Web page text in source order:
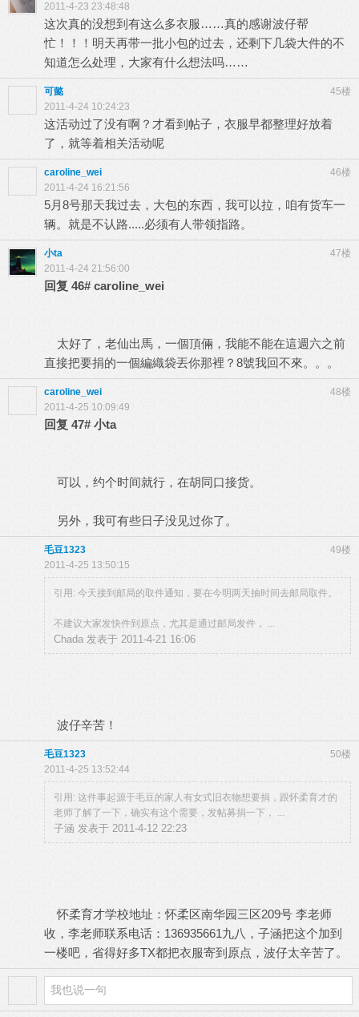
2011-4-23 23:48:48
这次真的没想到有这么多衣服……真的感谢波仔帮
忙！！！明天再带一批小包的过去，还剩下几袋大件的不
知道怎么处理，大家有什么想法吗……
45楼
可懿
2011-4-24 10:24:23
这活动过了没有啊？才看到帖子，衣服早都整理好放着
了，就等着相关活动呢
46楼
caroline_wei
2011-4-24 16:21:56
5月8号那天我过去，大包的东西，我可以拉，咱有货车一
辆。就是不认路.....必须有人带领指路。
47楼
小ta
2011-4-24 21:56:00
回复 46# caroline_wei
太好了，老仙出馬，一個頂倆，我能不能在這週六之前
直接把要捐的一個編織袋丟你那裡？8號我回不來。。。
48楼
caroline_wei
2011-4-25 10:09:49
回复 47# 小ta
可以，约个时间就行，在胡同口接货。
另外，我可有些日子没见过你了。
49楼
毛豆1323
2011-4-25 13:50:15
引用: 今天接到邮局的取件通知，要在今明两天抽时间去邮局取件。
不建议大家发快件到原点，尤其是通过邮局发件， ...
Chada 发表于 2011-4-21 16:06
波仔辛苦！
50楼
毛豆1323
2011-4-25 13:52:44
引用: 这件事起源于毛豆的家人有女式旧衣物想要捐，跟怀柔育才的
老师了解了一下，确实有这个需要，发帖募捐一下， ...
子涵 发表于 2011-4-12 22:23
怀柔育才学校地址：怀柔区南华园三区209号 李老师
收，李老师联系电话：136935661九八，子涵把这个加到
一楼吧，省得好多TX都把衣服寄到原点，波仔太辛苦了。